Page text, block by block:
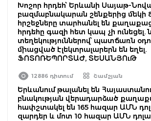
Խոշոր հրդեհ՝ Երևանի Սայաթ-
բազմաբնակարան շենքերից մեկի
հրշեջները տարհանել են
հրդեհը գազի հետ կապ չի
տեղեկություններով՝ պատճառն
միացված էլեկտրալարերն են եղել.
ՖՈՏՈՌԵՊՈՐՏԱԺ, ՏԵՍԱՆՅՈւԹ
12886 դիտում Շամշյան
Երևանում թալանել են
բնակության վերադարձած
հափշտակել են 165 հազար ԱՄՆ
զարդեր և մոտ 10 հազար ԱՄՆ